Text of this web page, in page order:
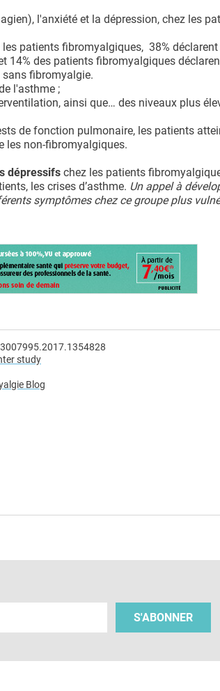
l'anxiété et la dépression, chez les
patients fibromyalgiques, 38%
14% des patients fibromyalgiques
fibromyalgie.
l'asthme ;
ainsi que… des niveaux plus
de fonction pulmonaire, les patients
les non-fibromyalgiques.
dépressifs chez les patients
les crises d’asthme. Un appel à
symptômes chez ce groupe plus
study
Blog
S'ABONNER